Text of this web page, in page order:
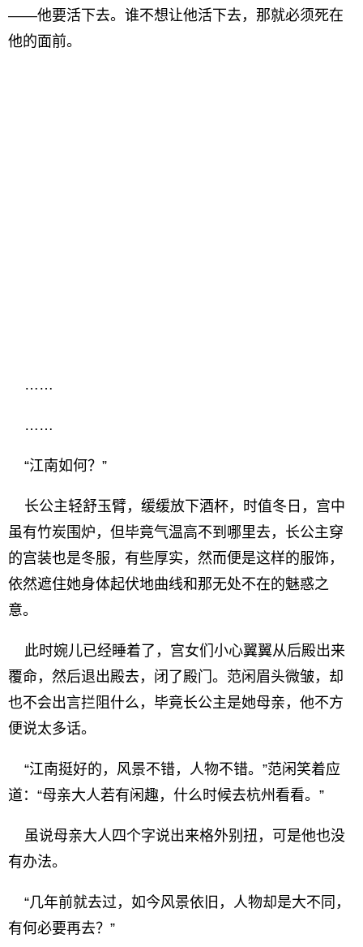
——他要活下去。谁不想让他活下去，那就必须死在
他的面前。
……
……
“江南如何？”
长公主轻舒玉臂，缓缓放下酒杯，时值冬日，宫中
虽有竹炭围炉，但毕竟气温高不到哪里去，长公主穿
的宫装也是冬服，有些厚实，然而便是这样的服饰，
依然遮住她身体起伏地曲线和那无处不在的魅惑之
意。
此时婉儿已经睡着了，宫女们小心翼翼从后殿出来
覆命，然后退出殿去，闭了殿门。范闲眉头微皱，却
也不会出言拦阻什么，毕竟长公主是她母亲，他不方
便说太多话。
“江南挺好的，风景不错，人物不错。”范闲笑着应
道：“母亲大人若有闲趣，什么时候去杭州看看。”
虽说母亲大人四个字说出来格外别扭，可是他也没
有办法。
“几年前就去过，如今风景依旧，人物却是大不同，
有何必要再去？”